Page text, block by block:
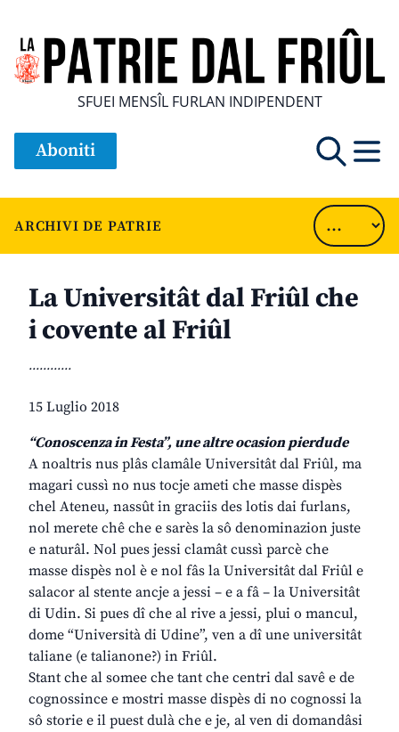
SFUEI MENSÎL FURLAN INDIPENDENT
Aboniti
ARCHIVI DE PATRIE
La Universitât dal Friûl che
i covente al Friûl
............
15 Luglio 2018
“Conoscenza in Festa”, une altre ocasion pierdude
A noaltris nus plâs clamâle Universitât dal Friûl, ma
magari cussì no nus tocje ameti che masse dispès
chel Ateneu, nassût in graciis des lotis dai furlans,
nol merete chê che e sarès la sô denominazion juste
e naturâl. Nol pues jessi clamât cussì parcè che
masse dispès nol è e nol fâs la Universitât dal Friûl e
salacor al stente ancje a jessi – e a fâ – la Universitât
di Udin. Si pues dî che al rive a jessi, plui o mancul,
dome “Università di Udine”, ven a dî une universitât
taliane (e talianone?) in Friûl.
Stant che al somee che tant che centri dal savê e de
cognossince e mostri masse dispès di no cognossi la
sô storie e il puest dulà che e je, al ven di domandâsi